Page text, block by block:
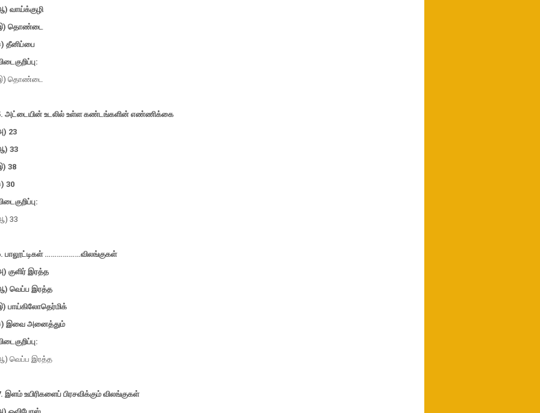
வாய்க்குழி
தொண்டை
தீனிப்பை
தொண்டை
அட்டையின் உடலில் உள்ள கண்டங்களின் எண்ணிக்கை
23
33
38
30
33
பாலூட்டிகள் ………………விலங்குகள்
குளிர் இரத்த
வெப்ப இரத்த
பாய்கிலோதெர்மிக்
இவை அனைத்தும்
வெப்ப இரத்த
இளம் உயிரிகளைப் பிரசவிக்கும் விலங்குகள்